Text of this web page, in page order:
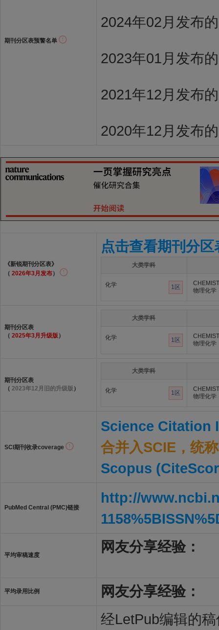
期刊分区表预警名单
2024年02月发布
2023年01月发布
2021年12月发布
2020年12月发布
《新锐期刊分区表》
（ 2026年3月发布）
点击查看期刊分区
大类学科
化学 1区
物理化学
期刊分区表
（ 2025年3月升级版 ）
大类学科
化学 1区
物理化学
期刊分区表
（ 2023年12月旧的升级版 ）
大类学科
化学 1区
物理化学
SCI期刊收录coverage
Science Citation
合并入SCIE，统
Scopus
PubMed Central (PMC)链接
http://
平均审稿速度
网友分享经验：
平均录用比例 网友分享经验：
经LetPub编辑的